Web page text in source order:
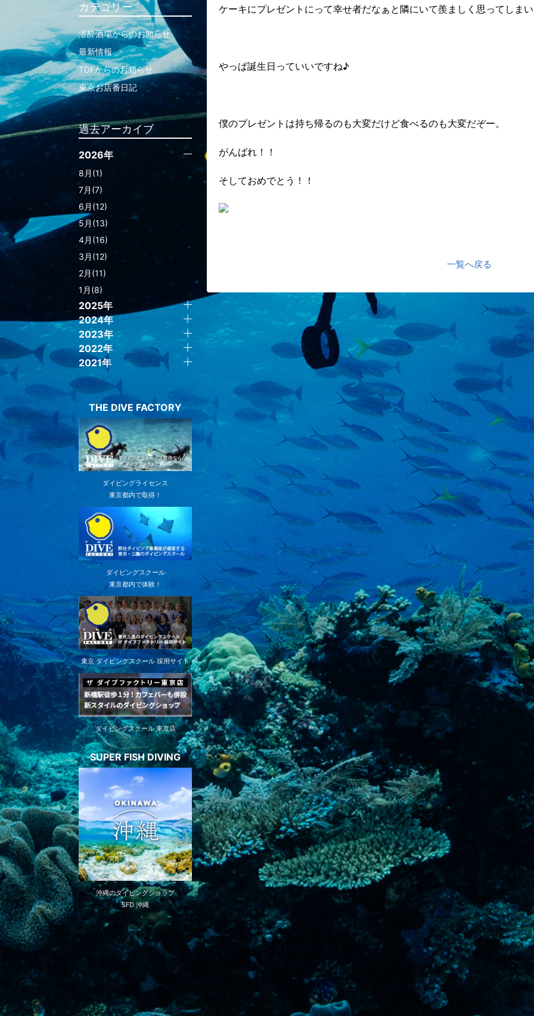
ケーキにプレゼントにって幸せ者だなぁと隣にいて羨ましく思ってしま
やっぱ誕生日っていいですね♪
僕のプレゼントは持ち帰るのも大変だけど食べるのも大変だぞー。
がんばれ！！
そしておめでとう！！
一覧へ戻る
カテゴリー
潜酔酒場からのお知らせ
最新情報
TDFからのお知らせ
東京お店番日記
過去アーカイブ
2026年
8月(1)
7月(7)
6月(12)
5月(13)
4月(16)
3月(12)
2月(11)
1月(8)
2025年
2024年
2023年
2022年
2021年
THE DIVE FACTORY
ダイビングライセンス
東京都内で取得！
ダイビングスクール
東京都内で体験！
東京 ダイビングスクール 採用サイト
ダイビングスクール 東京店
SUPER FISH DIVING
沖縄のダイビングショップ
SFD 沖縄